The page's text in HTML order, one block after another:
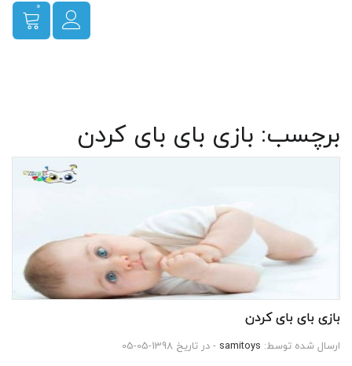
0
برچسب: بازی بای بای کردن
بازی بای بای کردن
ارسال شده توسط: samitoys - در تاریخ 1398-05-05